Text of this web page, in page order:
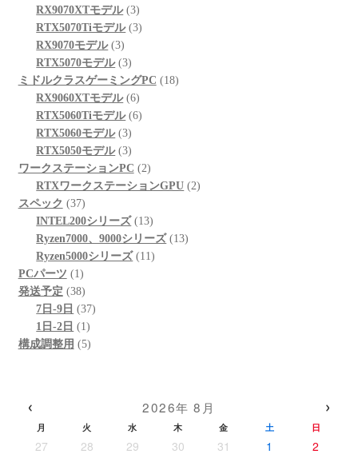
の
商
個
の
品
RX9070XTモデル 33
個
品
RTX5070Tiモデル 33
商
品
RX9070モデル 33
個
の
商
品
RTX5070モデル 33
個
の
商
品
ミドルクラスゲーミングPC 1818
RX9060XTモデル 66
個
品
RTX5060Tiモデル 66
商
品
RTX5060モデル 33
個
の
商
RTX5050モデル 33
個
の
品
ワークステーションPC 22
個
商
品
RTXワークステーションGPU 22
スペック 3737
個
の
商
品
INTEL200シリーズ 1313
個
の
Ryzen7000、9000シリーズ 1313
Ryzen5000シリーズ 1111
PCパーツ 11
個
の
商
品
発送予定 3838
個
の
商
7日-9日 3737
1日-2日 11
個
構成調整用 55
‹ 2026年 8月 ›
月 火 水 木 金 土 日
27 28 29 30 31 1
2